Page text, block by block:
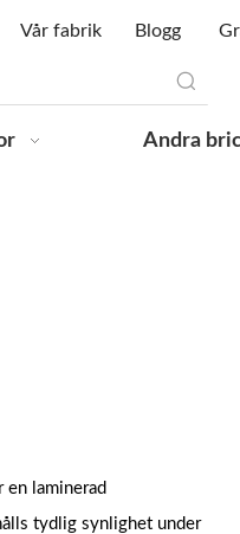
Vår fabrik Blogg
Andra
en laminerad
tydlig synlighet under